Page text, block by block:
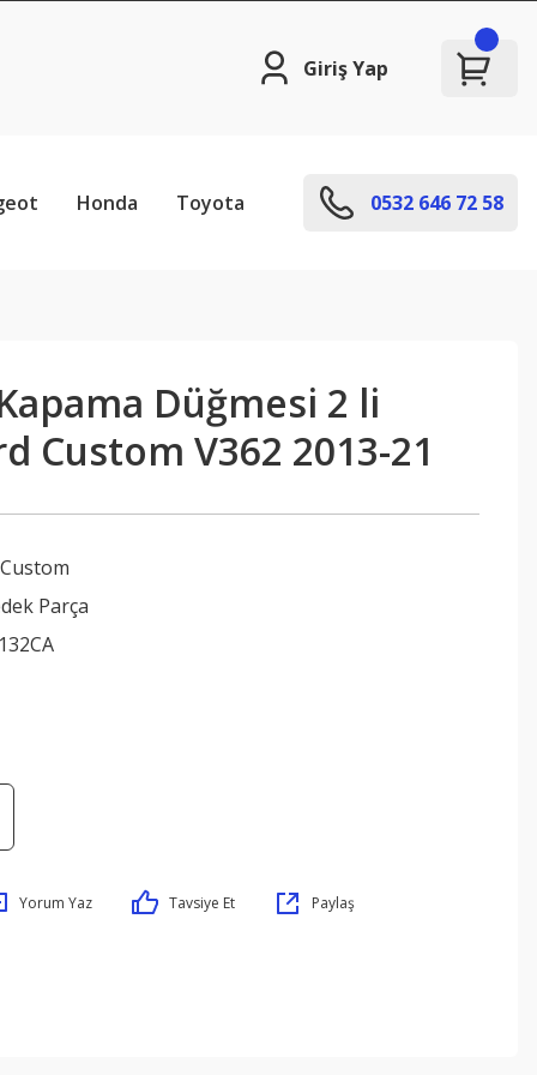
Giriş Yap
Honda Toyota 0532 646 72 58
Düğmesi 2 li
Custom V362 2013-21
Parça
Yorum Yaz Tavsiye Et Paylaş